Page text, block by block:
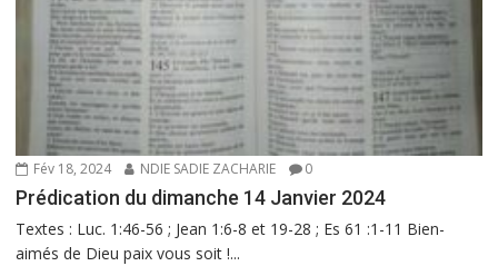
Fév 18, 2024 NDIE SADIE ZACHARIE 0
Prédication du dimanche 14 Janvier 2024
Textes : Luc. 1:46-56 ; Jean 1:6-8 et 19-28 ; Es 61 :1-11 Bien-
aimés de Dieu paix vous soit !...